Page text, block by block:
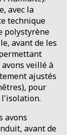
avec la
technique
polystyrène
avant de les
veillé à
ajustés
pour
avons
avant de